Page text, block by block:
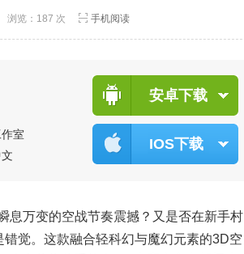
浏览：187 次 手机阅读
室
安卓下载
IOS下载
息万变的空战节奏震撼？又是否在新手村
觉。这款融合轻科幻与魔幻元素的3D空